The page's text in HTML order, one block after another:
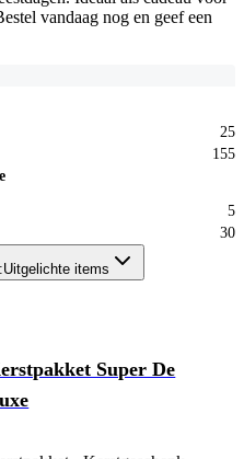
vandaag nog en geef een
25
155
5
30
Uitgelichte items
Super De